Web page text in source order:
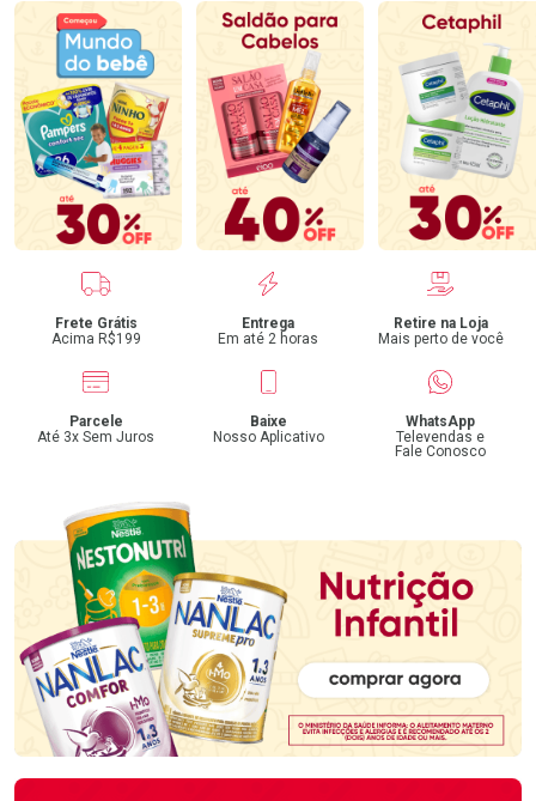
Benefícios
Frete Grátis
Acima R$199
Entrega
Em até 2 horas
Retire na Loja
Mais perto de você
Parcele
Até 3x Sem Juros
Baixe
Nosso Aplicativo
WhatsApp
Televendas e
Fale Conosco